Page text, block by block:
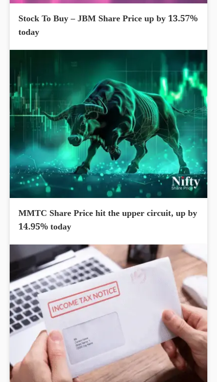
Stock To Buy – JBM Share Price up by 13.57%
today
MMTC Share Price hit the upper circuit, up by
14.95% today